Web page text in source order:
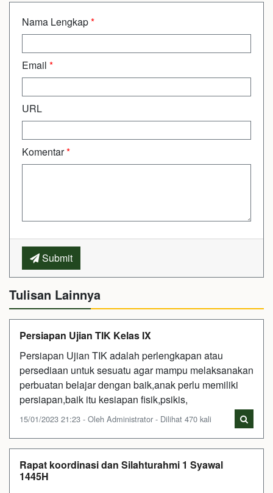
Nama Lengkap*
Email *
URL
Komentar*
Submit
Tulisan Lainnya
Persiapan Ujian TIK Kelas IX
Persiapan Ujian TIK adalah perlengkapan atau
persediaan untuk sesuatu agar mampu melaksanakan
perbuatan belajar dengan baik,anak perlu memiliki
persiapan,baik itu kesiapan fisik,psikis,
15/01/2023 21:23 - Oleh Administrator - Dilihat 470 kali
Rapat koordinasi dan Silahturahmi 1 Syawal
1445H